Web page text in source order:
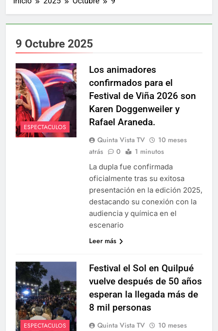
9 Octubre 2025
ESPECTACULOS
Los animadores
confirmados para el
Festival de Viña 2026 son
Karen Doggenweiler y
Rafael Araneda.
Quinta Vista TV
10 meses
atrás
0 1 minutos
La dupla fue confirmada
oficialmente tras su exitosa
presentación en la edición 2025,
destacando su conexión con la
audiencia y química en el
escenario
Leer más
ESPECTACULOS
Festival el Sol en Quilpué
vuelve después de 50 años
esperan la llegada más de
8 mil personas
Quinta Vista TV
10 meses